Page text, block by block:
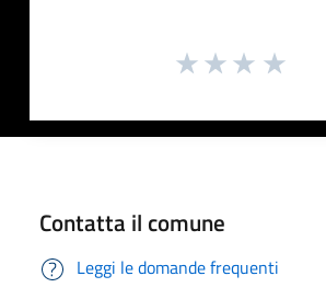
Contatta il comune
Leggi le domande frequenti